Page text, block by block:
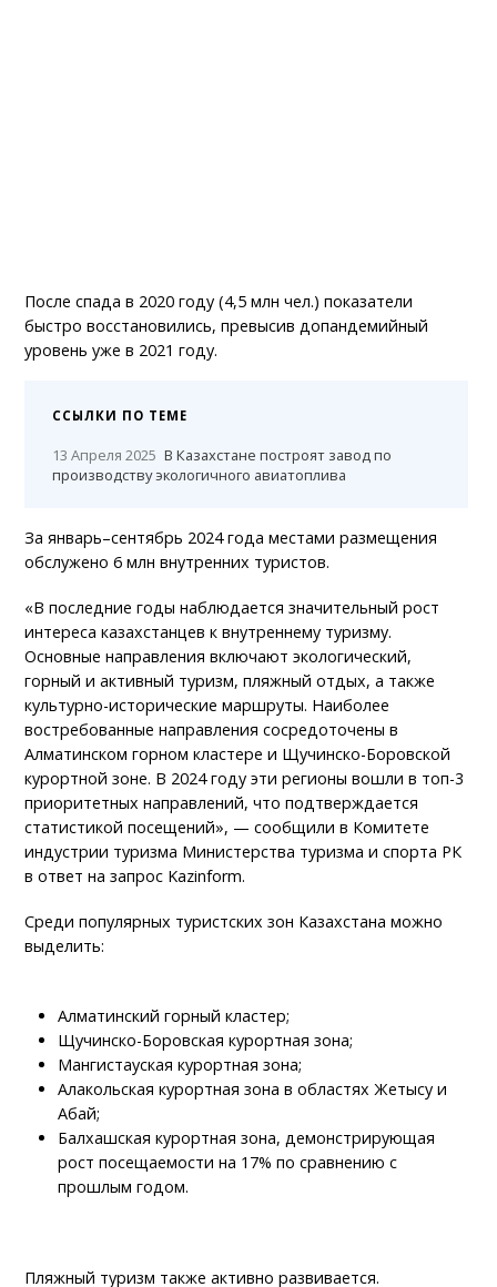
После спада в 2020 году (4,5 млн чел.) показатели
быстро восстановились, превысив допандемийный
уровень уже в 2021 году.
ССЫЛКИ ПО ТЕМЕ
13 Апреля 2025 В Казахстане построят завод по
производству экологичного авиатоплива
За январь–сентябрь 2024 года местами размещения
обслужено 6 млн внутренних туристов.
«В последние годы наблюдается значительный рост
интереса казахстанцев к внутреннему туризму.
Основные направления включают экологический,
горный и активный туризм, пляжный отдых, а также
культурно-исторические маршруты. Наиболее
востребованные направления сосредоточены в
Алматинском горном кластере и Щучинско-Боровской
курортной зоне. В 2024 году эти регионы вошли в топ-3
приоритетных направлений, что подтверждается
статистикой посещений», — сообщили в Комитете
индустрии туризма Министерства туризма и спорта РК
в ответ на запрос Kazinform.
Среди популярных туристских зон Казахстана можно
выделить:
Алматинский горный кластер;
Щучинско-Боровская курортная зона;
Мангистауская курортная зона;
Алакольская курортная зона в областях Жетысу и
Абай;
Балхашская курортная зона, демонстрирующая
рост посещаемости на 17% по сравнению с
прошлым годом.
Пляжный туризм также активно развивается.